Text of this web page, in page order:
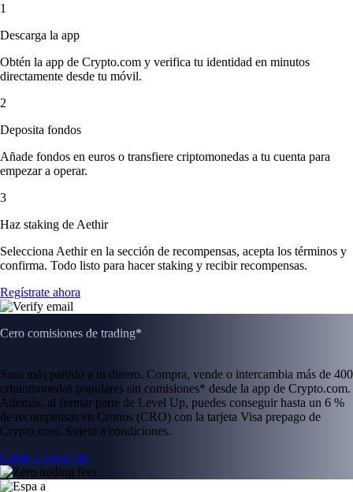
1
Descarga la app
Obtén la app de Crypto.com y verifica tu identidad en minutos
directamente desde tu móvil.
2
Deposita fondos
Añade fondos en euros o transfiere criptomonedas a tu cuenta para
empezar a operar.
3
Haz staking de Aethir
Selecciona Aethir en la sección de recompensas, acepta los términos y
confirma. Todo listo para hacer staking y recibir recompensas.
Regístrate ahora
Cero comisiones de trading*
Saca más partido a tu dinero. Compra, vende o intercambia más de 400
criptomonedas populares sin comisiones* desde la app de Crypto.com.
Además, al formar parte de Level Up, puedes conseguir hasta un 6 %
de recompensas en Cronos (CRO) con la tarjeta Visa prepago de
Crypto.com. Sujeto a condiciones.
Únete a Level Up